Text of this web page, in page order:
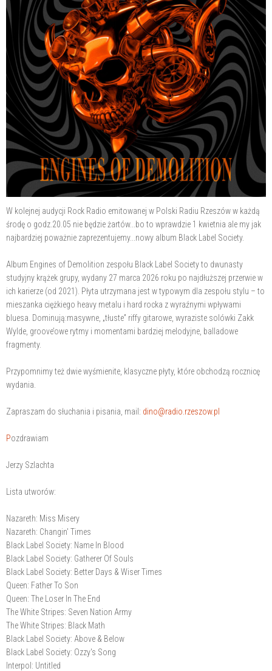
W kolejnej audycji Rock Radio emitowanej w Polski Radiu Rzeszów w każdą
środę o godz.20.05 nie będzie żartów...bo to wprawdzie 1 kwietnia ale my jak
najbardziej poważnie zaprezentujemy...nowy album Black Label Society.
Album Engines of Demolition zespołu Black Label Society to dwunasty
studyjny krążek grupy, wydany 27 marca 2026 roku po najdłuższej przerwie w
ich karierze (od 2021). Płyta utrzymana jest w typowym dla zespołu stylu – to
mieszanka ciężkiego heavy metalu i hard rocka z wyraźnymi wpływami
bluesa. Dominują:masywne, „tłuste” riffy gitarowe, wyraziste solówki Zakk
Wylde, groove’owe rytmy i momentami bardziej melodyjne, balladowe
fragmenty.
Przypomnimy też dwie wyśmienite, klasyczne płyty, które obchodzą rocznicę
wydania.
Zapraszam do słuchania i pisania, mail: dino@radio.rzeszow.pl
Pozdrawiam
Jerzy Szlachta
Lista utworów:
Nazareth: Miss Misery
Nazareth: Changin' Times
Black Label Society: Name In Blood
Black Label Society: Gatherer Of Souls
Black Label Society: Better Days & Wiser Times
Queen: Father To Son
Queen: The Loser In The End
The White Stripes: Seven Nation Army
The White Stripes: Black Math
Black Label Society: Above & Below
Black Label Society: Ozzy's Song
Interpol: Untitled